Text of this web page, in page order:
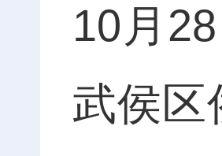
10月
武侯区